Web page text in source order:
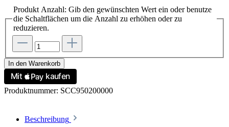
Produkt Anzahl: Gib den gewünschten Wert ein oder benutze
die Schaltflächen um die Anzahl zu erhöhen oder zu
reduzieren.
In den Warenkorb
Produktnummer: SCC950200000
Beschreibung